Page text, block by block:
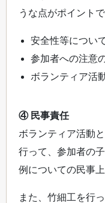
うな点がポイントで
安全性等につい
参加者への注意
ボランティア活
④ 民事責任
ボランティア活動
行って、参加者の
例についての民事
また、竹細工を行